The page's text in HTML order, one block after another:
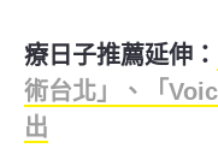
療日子推薦延伸：
術台北」、「
出